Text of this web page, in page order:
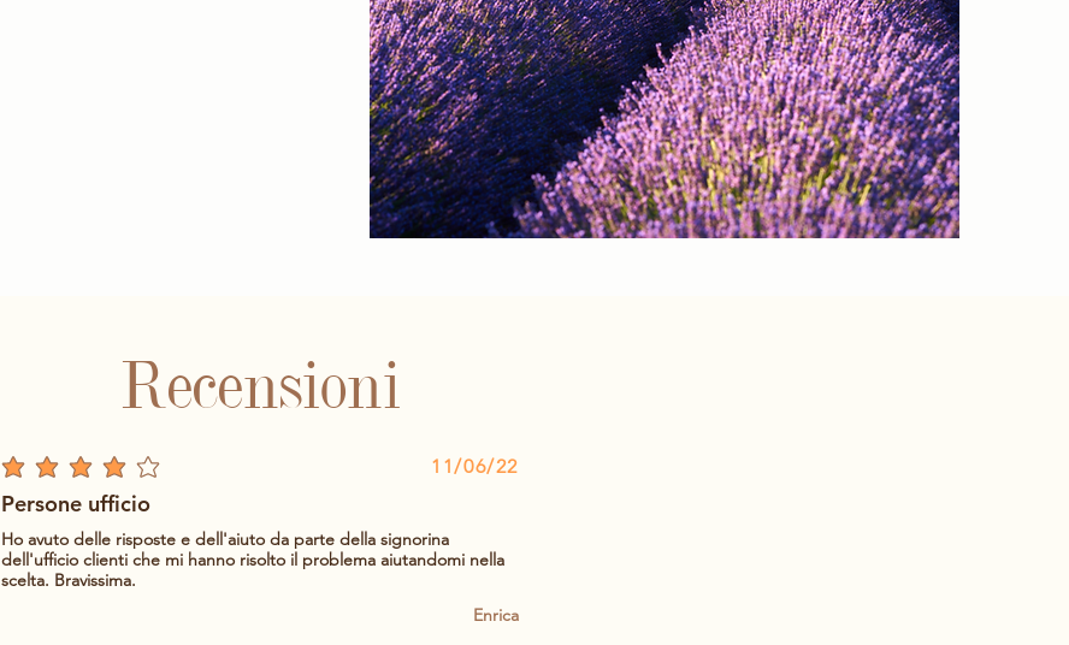
Recensioni
la valutazione media è 4 su 5 11/06/22
Persone ufficio
Ho avuto delle risposte e dell'aiuto da parte della signorina
dell'ufficio clienti che mi hanno risolto il problema aiutandomi nella
scelta. Bravissima.
Enrica